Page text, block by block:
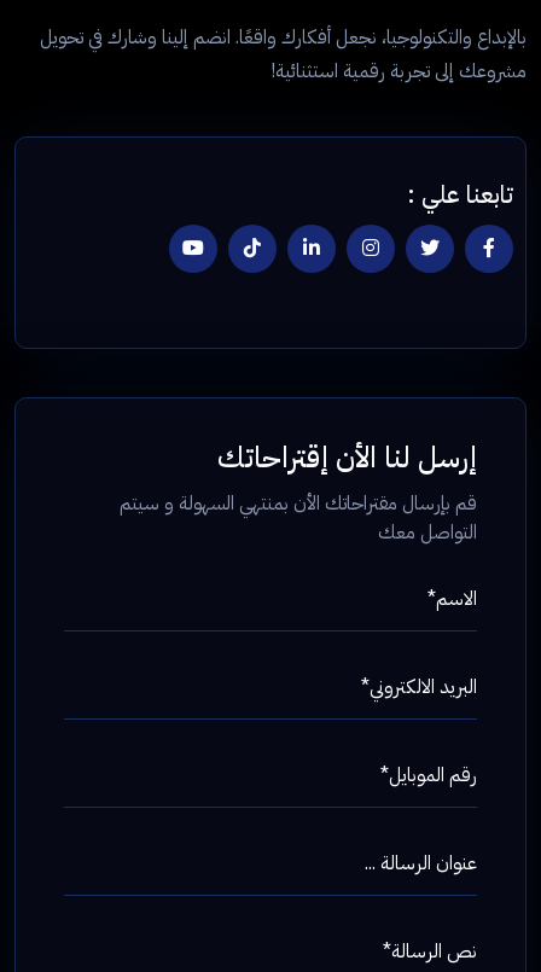
بالإبداع والتكنولوجيا، نجعل أفكارك واقعًا. انضم إلينا وشارك في تحويل
مشروعك إلى تجربة رقمية استثنائية!
تابعنا علي :
إرسل لنا الأن إقتراحاتك
قم بإرسال مقتراحاتك الأن بمنتهي السهولة و سيتم
التواصل معك
الاسم*
البريد الالكتروني*
رقم الموبايل*
عنوان الرسالة ...
نص الرسالة*